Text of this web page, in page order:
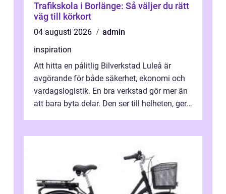
Trafikskola i Borlänge: Så väljer du rätt
väg till körkort
04 augusti 2026
admin
inspiration
Att hitta en pålitlig Bilverkstad Luleå är
avgörande för både säkerhet, ekonomi och
vardagslogistik. En bra verkstad gör mer än
att bara byta delar. Den ser till helheten, ger